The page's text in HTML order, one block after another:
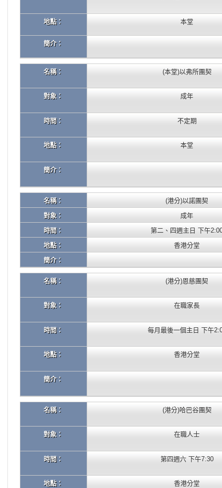
地點： 本堂
簡介：
名稱： (本堂)以弗所團契
對象： 成年
時間： 不定期
地點： 本堂
簡介：
名稱：
(港分)以諾團契
對象：
成年
時間：
第二、四週主日 下午
地點：
香港分堂
簡介：
名稱： (港分)恩慈團契
對象： 在職家長
時間： 每月最後一個主日 下午
地點： 香港分堂
簡介：
名稱： (港分)哈巴谷團契
對象： 在職人士
時間： 第四週六 下午7:30
地點： 香港分堂